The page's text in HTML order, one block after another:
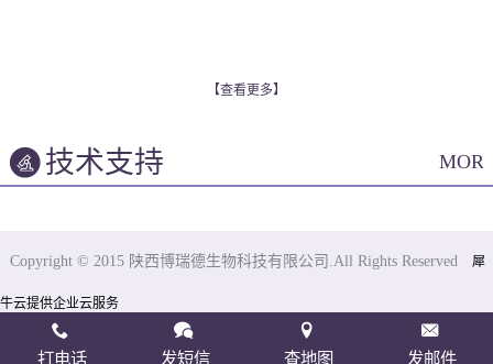
【查看更多】
技术支持
Copyright © 2015 陕西博瑞德生物科技有限公司.All Rights Reserved 犀
牛云提供企业云服务
打电话 发短信 查地图 发邮件